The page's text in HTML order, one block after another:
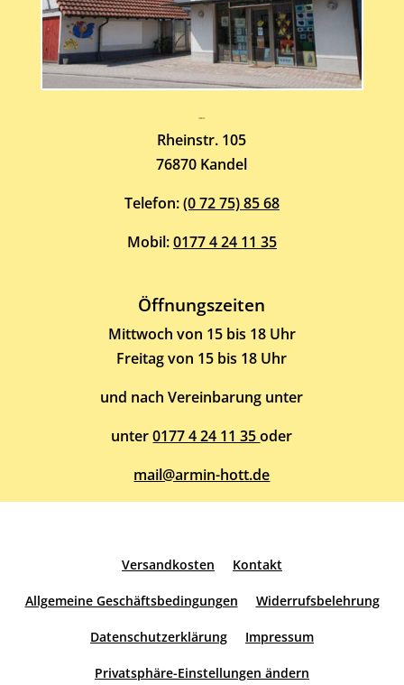
Rheinstr. 105
76870 Kandel
Telefon:(0 72 75) 85 68
Mobil:0177 4 24 11 35
Öffnungszeiten
Mittwoch von 15 bis 18 Uhr
Freitag von 15 bis 18 Uhr
und nach Vereinbarung unter
unter0177 4 24 11 35oder
mail@armin-hott.de
Versandkosten Kontakt
Allgemeine Geschäftsbedingungen Widerrufsbelehrung
Datenschutzerklärung Impressum
Privatsphäre-Einstellungen ändern